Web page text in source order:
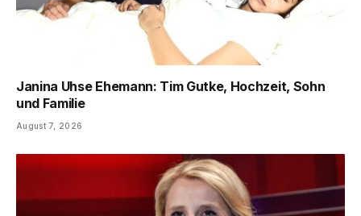
Janina Uhse Ehemann: Tim Gutke, Hochzeit, Sohn
und Familie
August 7, 2026